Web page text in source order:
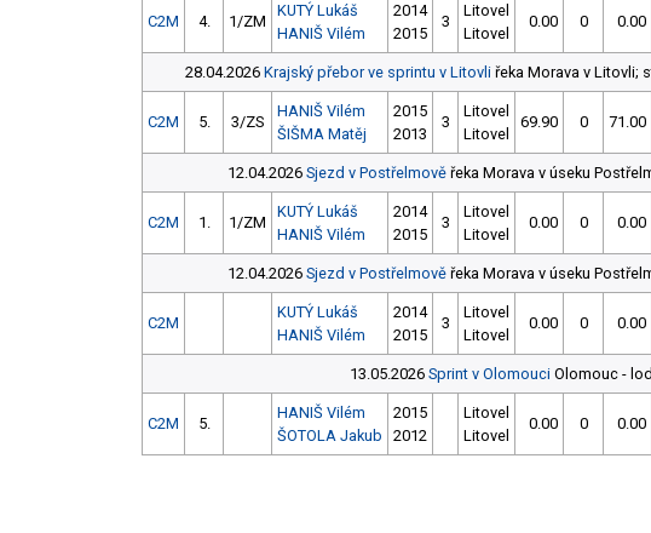
C2M 4. 1/ZM
KUTÝ Lukáš
HANIŠ Vilém
2014
2015
3
Litovel
Litovel
0.00 0 0.00
28.04.2026 Krajský přebor ve sprintu v Litovliřeka Morava v Litovli;
C2M 5. 3/ZS
HANIŠ Vilém
ŠIŠMA Matěj
2015
2013
3
Litovel
Litovel
69.90 0 71.00
12.04.2026 Sjezd v Postřelmově řeka Morava v úseku
C2M 1. 1/ZM
KUTÝ Lukáš
HANIŠ Vilém
2014
2015
3
Litovel
Litovel
0.00 0 0.00
12.04.2026 Sjezd v Postřelmově řeka Morava v úseku
C2M
KUTÝ Lukáš
HANIŠ Vilém
2014
2015
3
Litovel
Litovel
0.00 0 0.00
13.05.2026 Sprint v Olomouci Olomouc -
C2M 5.
HANIŠ Vilém
ŠOTOLA Jakub
2015
2012
Litovel
Litovel
0.00 0 0.00